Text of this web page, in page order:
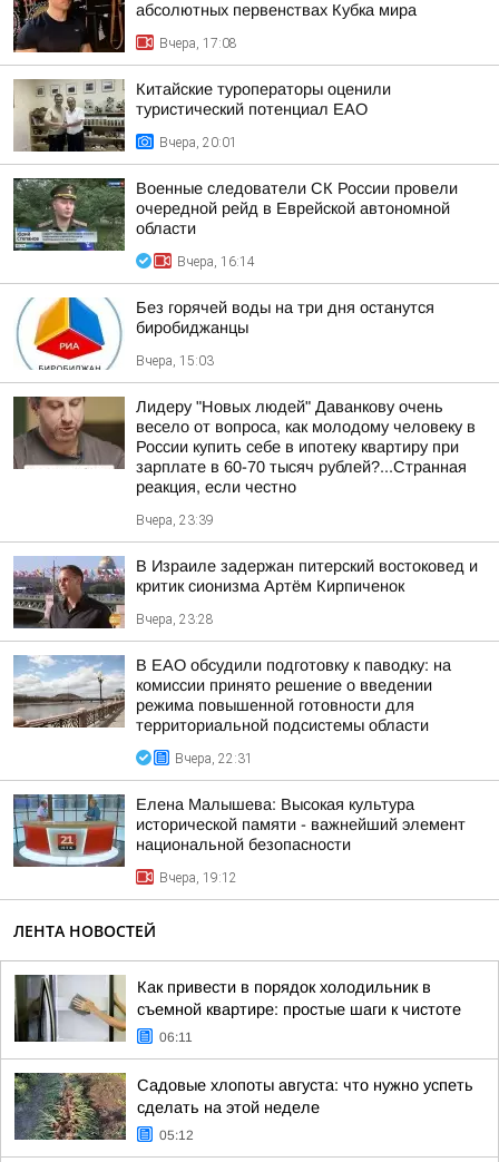
абсолютных первенствах Кубка мира
Вчера, 17:08
Китайские туроператоры оценили
туристический потенциал ЕАО
Вчера, 20:01
Военные следователи СК России провели
очередной рейд в Еврейской автономной
области
Вчера, 16:14
Без горячей воды на три дня останутся
биробиджанцы
Вчера, 15:03
Лидеру "Новых людей" Даванкову очень
весело от вопроса, как молодому человеку в
России купить себе в ипотеку квартиру при
зарплате в 60-70 тысяч рублей?...Странная
реакция, если честно
Вчера, 23:39
В Израиле задержан питерский востоковед и
критик сионизма Артём Кирпиченок
Вчера, 23:28
В ЕАО обсудили подготовку к паводку: на
комиссии принято решение о введении
режима повышенной готовности для
территориальной подсистемы области
Вчера, 22:31
Елена Малышева: Высокая культура
исторической памяти - важнейший элемент
национальной безопасности
Вчера, 19:12
ЛЕНТА НОВОСТЕЙ
Как привести в порядок холодильник в
съемной квартире: простые шаги к чистоте
06:11
Садовые хлопоты августа: что нужно успеть
сделать на этой неделе
05:12